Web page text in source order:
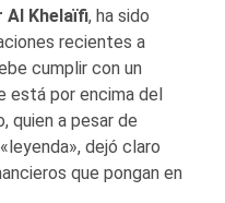
Al Khelaïfi, ha sido
recientes a
cumplir con un
está por encima del
quien a pesar de
dejó claro
que pongan en